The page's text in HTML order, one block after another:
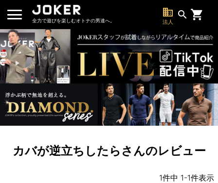
全力で遊びを楽しむオトナの男達へ。
business
法人
search
カバが逆立ちしたらさんのレビュー
1件中 1-1件表示